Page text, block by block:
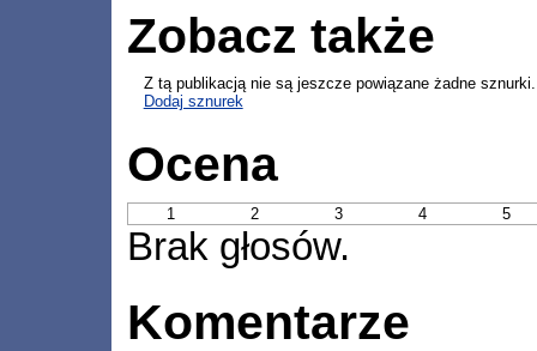
Zobacz także
Z tą publikacją nie są jeszcze powiązane żadne sznurki.
Dodaj sznurek
Ocena
1 2 3 4 5
Brak głosów.
Komentarze